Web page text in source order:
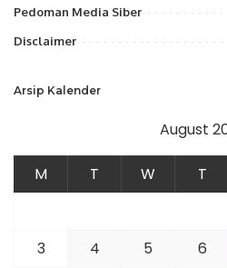
Pedoman Media Siber
Disclaimer
Arsip Kalender
August
M T W T
3
4 5 6